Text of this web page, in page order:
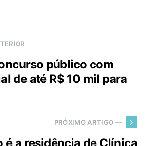
público com
de até R$ 10 mil para
PRÓXIMO ARTIGO —
é a residência de Clínica